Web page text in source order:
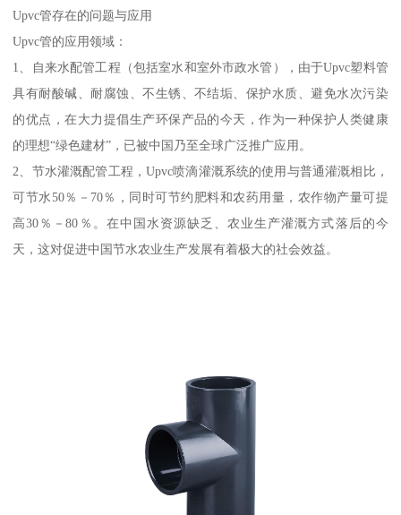
Upvc管存在的问题与应用
Upvc管的应用领域：
1、自来水配管工程（包括室水和室外市政水管），由于Upvc塑料管
具有耐酸碱、耐腐蚀、不生锈、不结垢、保护水质、避免水次污染
的优点，在大力提倡生产环保产品的今天，作为一种保护人类健康
的理想“绿色建材”，已被中国乃至全球广泛推广应用。
2、节水灌溉配管工程，Upvc喷滴灌溉系统的使用与普通灌溉相比，
可节水50％－70％，同时可节约肥料和农药用量，农作物产量可提
高30％－80％。在中国水资源缺乏、农业生产灌溉方式落后的今
天，这对促进中国节水农业生产发展有着极大的社会效益。